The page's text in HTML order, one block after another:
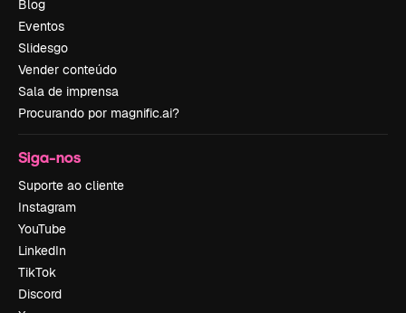
Blog
Eventos
Slidesgo
Vender conteúdo
Sala de imprensa
Procurando por magnific.ai?
Siga-nos
Suporte ao cliente
Instagram
YouTube
LinkedIn
TikTok
Discord